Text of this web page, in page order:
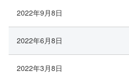
2022年9月8日
2022年6月8日
2022年3月8日